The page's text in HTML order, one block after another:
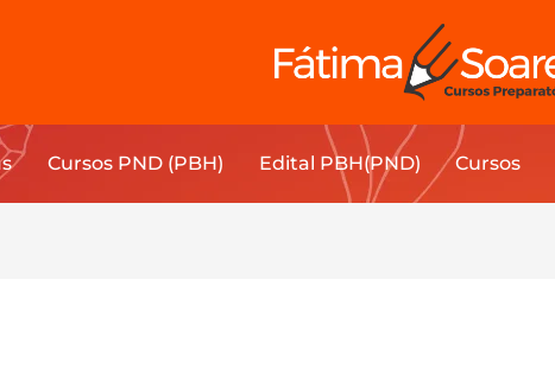
Cursos PND (PBH) Edital PBH(PND) Cursos